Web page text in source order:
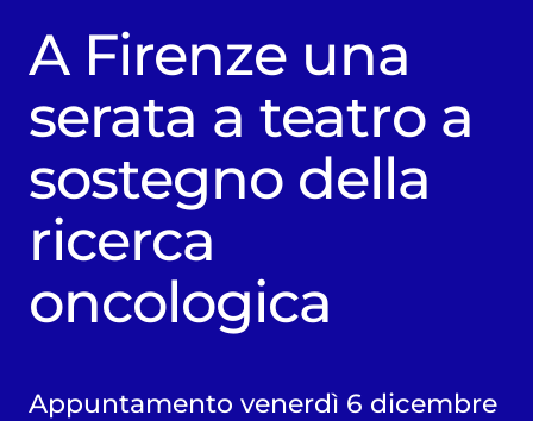
A Firenze una
serata a teatro a
sostegno della
ricerca
oncologica
Appuntamento venerdì 6 dicembre